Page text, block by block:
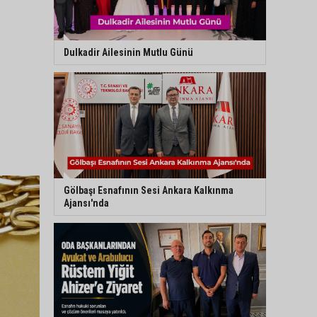
Dulkadir Ailesinin Mutlu Günü
Gölbaşı Esnafının Sesi Ankara Kalkınma
Ajansı'nda